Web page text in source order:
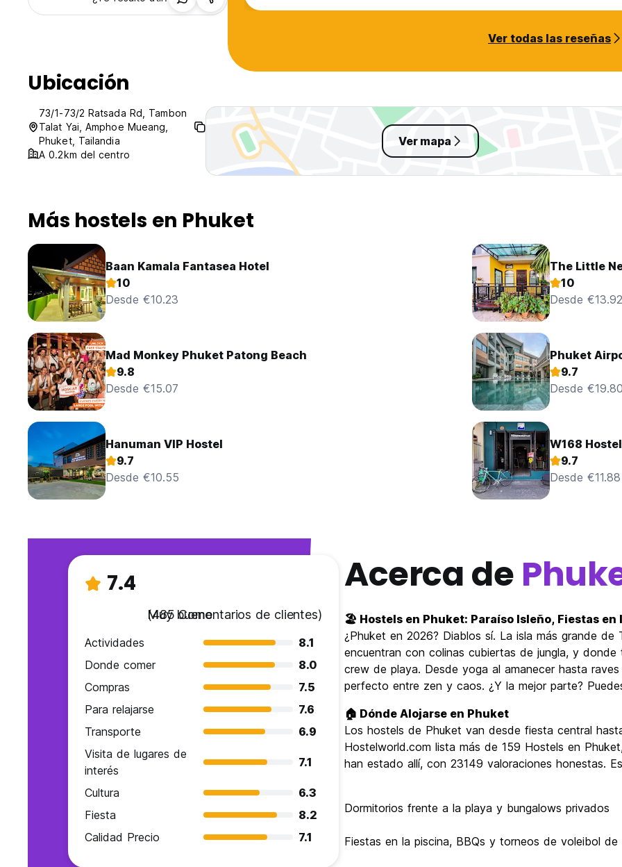
Ver todas las reseñas
Ubicación
73/1-73/2 Ratsada Rd, Tambon
Talat Yai, Amphoe Mueang,
Phuket, Tailandia
A 0.2km del centro
Ver mapa
Más hostels en Phuket
Baan Kamala Fantasea Hotel
10
Desde €10.23
The Little
10
Desde €13.92
Mad Monkey Phuket Patong Beach
9.8
Desde €15.07
Phuket
9.7
Desde
Hanuman VIP Hostel
9.7
Desde €10.55
W168 Hostel
9.7
Desde €11.88
7.4
Muy bueno
(485 Comentarios de clientes)
Actividades
8.1
Donde comer
8.0
Compras
7.5
Para relajarse
7.6
Transporte
6.9
Visita de lugares de
interés
7.1
Cultura
6.3
Fiesta
8.2
Calidad Precio
7.1
Acerca de
🏖️ Hostels en Phuket: Paraíso Isleño, Fiestas en
¿Phuket en 2026? Diablos sí. La isla más grande de
encuentran con colinas cubiertas de jungla, y
crew de playa. Desde yoga al amanecer hasta
perfecto entre zen y caos. ¿Y la mejor parte?
🏠 Dónde Alojarse en Phuket
Los hostels de Phuket van desde fiesta central
Hostelworld.com lista más de 159 Hostels en
han estado allí, con 23149 valoraciones honestas.
Dormitorios frente a la playa y bungalows privados
Fiestas en la piscina, BBQs y torneos de voleibol de